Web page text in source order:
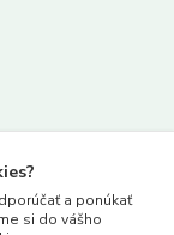
a ponúkať
si do vášho